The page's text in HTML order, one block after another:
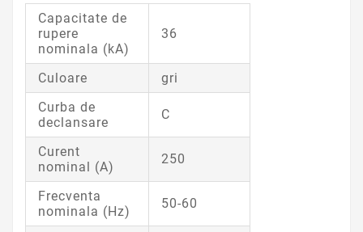
Capacitate de
rupere
nominala (kA)
36
Culoare
gri
Curba de
declansare
C
Curent
nominal (A)
250
Frecventa
nominala (Hz)
50-60